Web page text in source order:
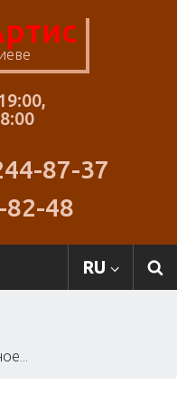
87-37
82-48
RU